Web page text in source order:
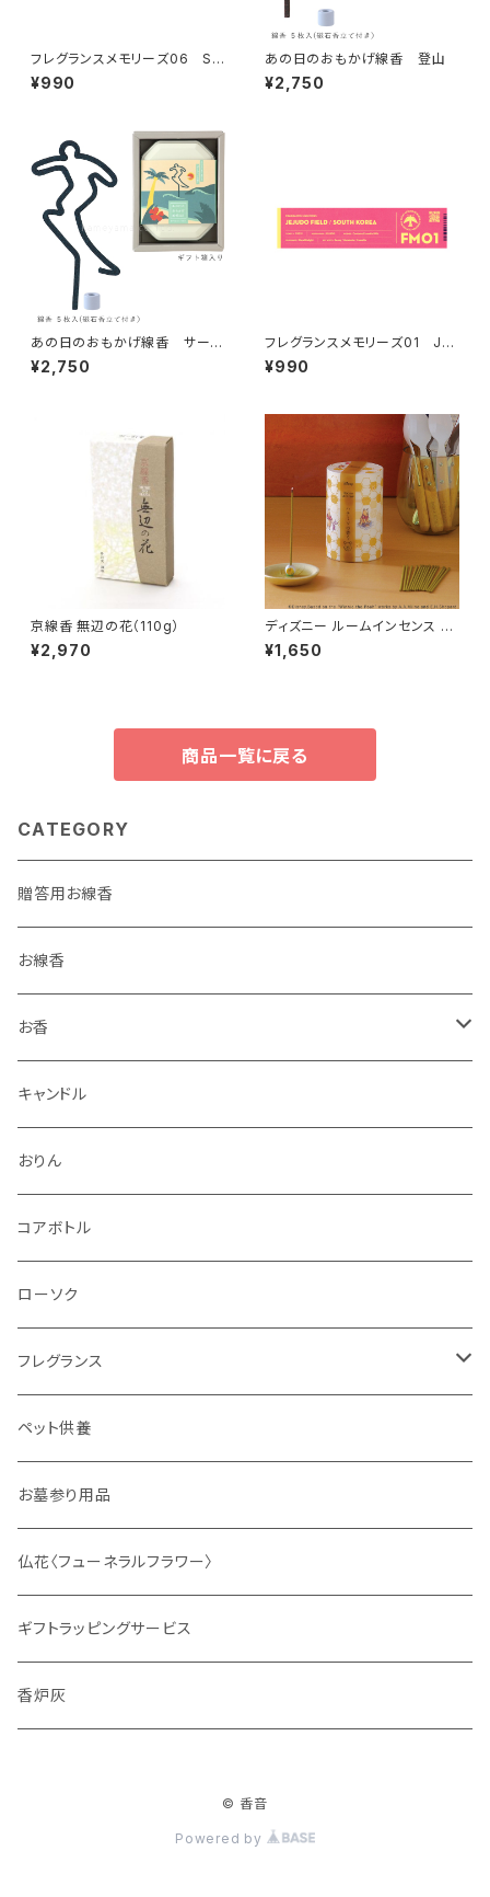
フレグランスメモリーズ06 SA
NTA FE BREEZE
¥990
あの日のおもかげ線香 登山
¥2,750
あの日のおもかげ線香 サーフ
ィン
¥2,750
フレグランスメモリーズ01 JEJ
UDO FIELD
¥990
京線香 無辺の花（110g）
¥2,970
ディズニー ルームインセンス く
まのプーさん
¥1,650
商品一覧に戻る
CATEGORY
贈答用お線香
お線香
お香
香立・香皿
キャンドル
おりん
コアボトル
ローソク
フレグランス
ディフューザー
サシェ
ペット供養
お墓参り用品
仏花〈フューネラルフラワー〉
ギフトラッピングサービス
香炉灰
© 香音
Powered by